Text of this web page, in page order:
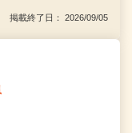
掲載終了日： 2026/09/05